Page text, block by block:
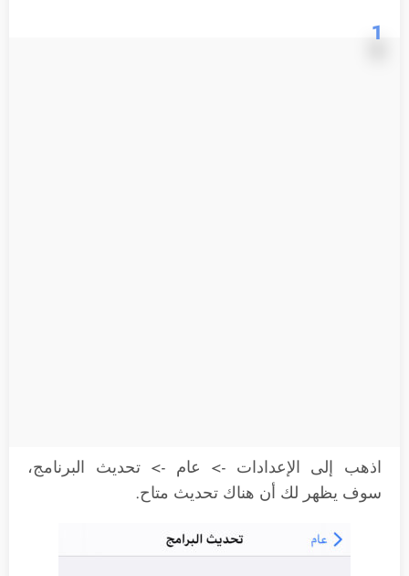
1
اذهب إلى الإعدادات -> عام -> تحديث البرنامج،
سوف يظهر لك أن هناك تحديث متاح.